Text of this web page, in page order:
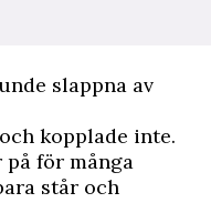
slappna av
kopplade inte.
för många
står och